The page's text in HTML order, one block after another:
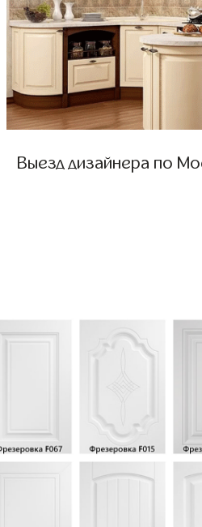
Выезд дизайнера по